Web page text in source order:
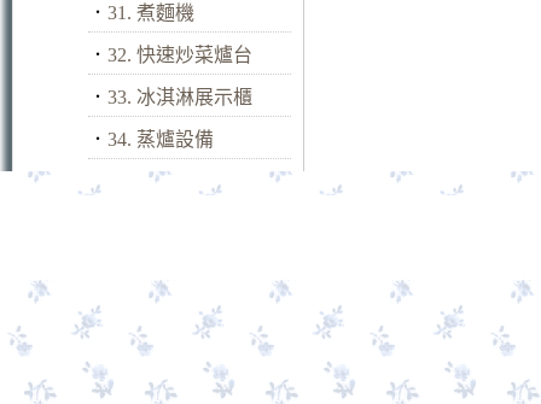
． 31. 煮麵機
． 32. 快速炒菜爐台
． 33. 冰淇淋展示櫃
． 34. 蒸爐設備